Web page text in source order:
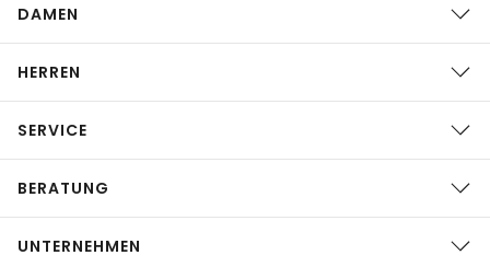
DAMEN
HERREN
SERVICE
BERATUNG
UNTERNEHMEN